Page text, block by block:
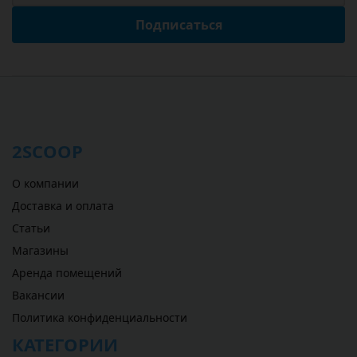
Подписаться
2SCOOP
О компании
Доставка и оплата
Статьи
Магазины
Аренда помещений
Вакансии
Политика конфиденциальности
КАТЕГОРИИ